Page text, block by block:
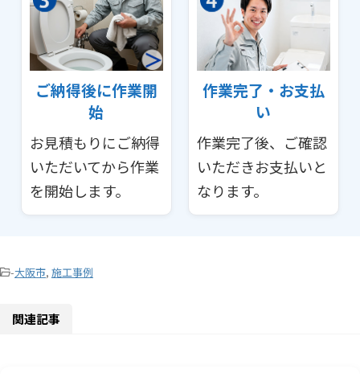
ご納得後に作業開
始
お見積もりにご納得
いただいてから作業
を開始します。
作業完了・お支払
い
作業完了後、ご確認
いただきお支払いと
なります。
-大阪市, 施工事例
関連記事